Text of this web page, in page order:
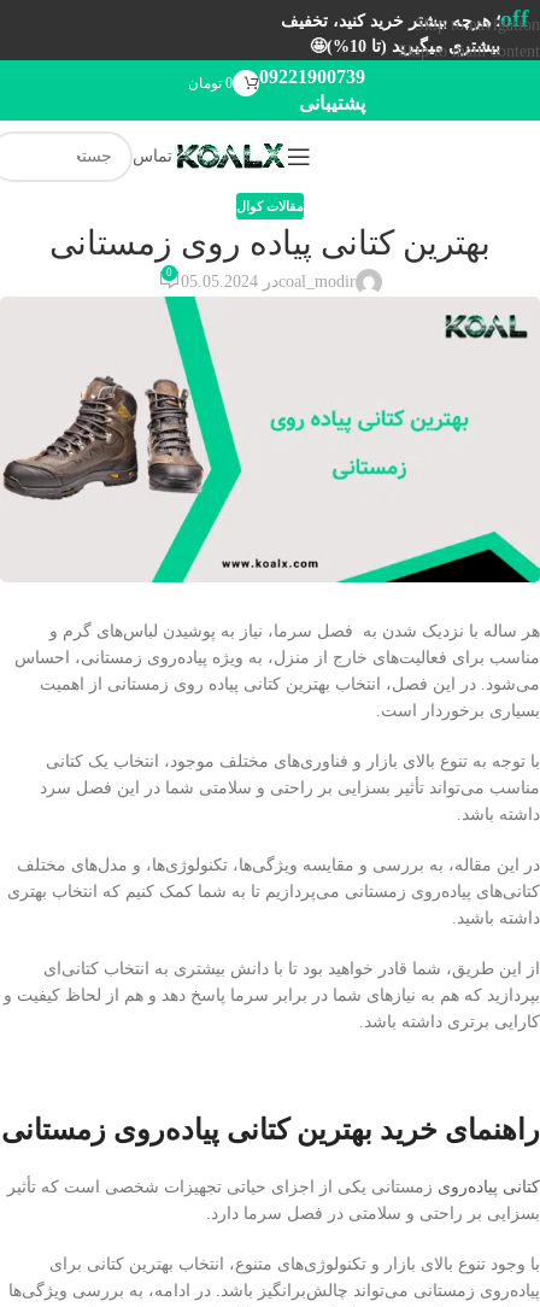
Skip to navigation
Skip to main content
off؛ هرچه بیشتر خرید کنید، تخفیف
بیشتری میگیرید (تا 10%)🤩
09221900739
پشتیبانی
0 تومان
تماس
مقالات کوال
بهترین کتانی پیاده روی زمستانی
coal_modirدر 05.05.2024 0
هر ساله با نزدیک شدن به فصل سرما، نیاز به پوشیدن لباس‌های گرم و
مناسب برای فعالیت‌های خارج از منزل، به ویژه پیاده‌روی زمستانی، احساس
می‌شود. در این فصل، انتخاب بهترین کتانی پیاده روی زمستانی از اهمیت
بسیاری برخوردار است.
با توجه به تنوع بالای بازار و فناوری‌های مختلف موجود، انتخاب یک کتانی
مناسب می‌تواند تأثیر بسزایی بر راحتی و سلامتی شما در این فصل سرد
داشته باشد.
در این مقاله، به بررسی و مقایسه ویژگی‌ها، تکنولوژی‌ها، و مدل‌های مختلف
کتانی‌های پیاده‌روی زمستانی می‌پردازیم تا به شما کمک کنیم که انتخاب بهتری
داشته باشید.
از این طریق، شما قادر خواهید بود تا با دانش بیشتری به انتخاب کتانی‌ای
بپردازید که هم به نیازهای شما در برابر سرما پاسخ دهد و هم از لحاظ کیفیت و
کارایی برتری داشته باشد.
راهنمای خرید بهترین کتانی پیاده‌روی زمستانی
کتانی پیاده‌روی زمستانی یکی از اجزای حیاتی تجهیزات شخصی است که تأثیر
بسزایی بر راحتی و سلامتی در فصل سرما دارد.
با وجود تنوع بالای بازار و تکنولوژی‌های متنوع، انتخاب بهترین کتانی برای
پیاده‌روی زمستانی می‌تواند چالش‌برانگیز باشد. در ادامه، به بررسی ویژگی‌ها